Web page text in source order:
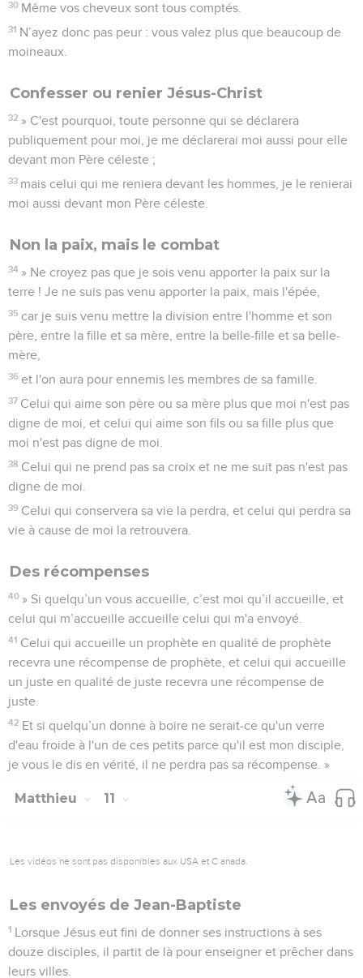
30 Même vos cheveux sont tous comptés.
31 N’ayez donc pas peur : vous valez plus que beaucoup de
moineaux.
Confesser ou renier Jésus-Christ
32 » C'est pourquoi, toute personne qui se déclarera
publiquement pour moi, je me déclarerai moi aussi pour elle
devant mon Père céleste ;
33 mais celui qui me reniera devant les hommes, je le renierai
moi aussi devant mon Père céleste.
Non la paix, mais le combat
34 » Ne croyez pas que je sois venu apporter la paix sur la
terre ! Je ne suis pas venu apporter la paix, mais l'épée,
35 car je suis venu mettre la division entre l'homme et son
père, entre la fille et sa mère, entre la belle-fille et sa belle-
mère,
36 et l'on aura pour ennemis les membres de sa famille.
37 Celui qui aime son père ou sa mère plus que moi n'est pas
digne de moi, et celui qui aime son fils ou sa fille plus que
moi n'est pas digne de moi.
38 Celui qui ne prend pas sa croix et ne me suit pas n'est pas
digne de moi.
39 Celui qui conservera sa vie la perdra, et celui qui perdra sa
vie à cause de moi la retrouvera.
Des récompenses
40 » Si quelqu’un vous accueille, c’est moi qu’il accueille, et
celui qui m’accueille accueille celui qui m'a envoyé.
41 Celui qui accueille un prophète en qualité de prophète
recevra une récompense de prophète, et celui qui accueille
un juste en qualité de juste recevra une récompense de
juste.
42 Et si quelqu’un donne à boire ne serait-ce qu'un verre
d'eau froide à l'un de ces petits parce qu'il est mon disciple,
je vous le dis en vérité, il ne perdra pas sa récompense. »
Matthieu 11
Les vidéos ne sont pas disponibles aux USA et C anada.
Les envoyés de Jean-Baptiste
1 Lorsque Jésus eut fini de donner ses instructions à ses
douze disciples, il partit de là pour enseigner et prêcher dans
leurs villes.